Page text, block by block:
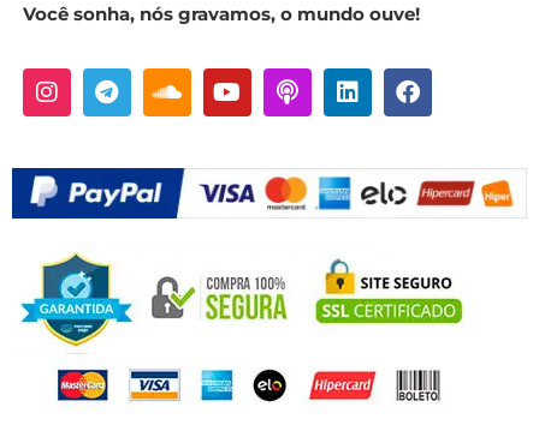
Você sonha, nós gravamos, o mundo ouve!